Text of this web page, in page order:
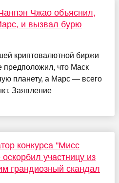
Чжао объяснил,
и вызвал бурю
криптовалютной биржи
что Маск
планету, а Марс — всего
Заявление
конкурса "Мисс
участницу из
грандиозный скандал